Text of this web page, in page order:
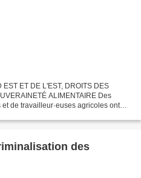
ET DE L'EST, DROITS DES
ALIMENTAIRE Des
et de travailleur·euses agricoles ont
des